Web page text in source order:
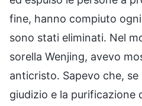
fine, hanno compiuto
sono stati eliminati. Nel
sorella Wenjing, avevo
anticristo. Sapevo che,
giudizio e la purificazione